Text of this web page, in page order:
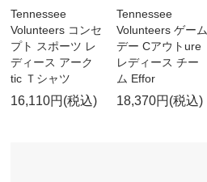
Tennessee
Volunteers コンセ
プト スポーツ レ
ディース アーク
tic Ｔシャツ
16,110円(税込)
Tennessee
Volunteers ゲーム
デー Cアウトure
レディース チー
ム Effor
18,370円(税込)